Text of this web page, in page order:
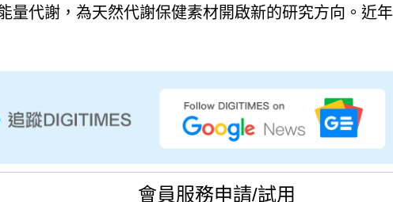
量代謝，為天然代謝保健素材開啟新的研究方向。近年
會員服務申請/試用